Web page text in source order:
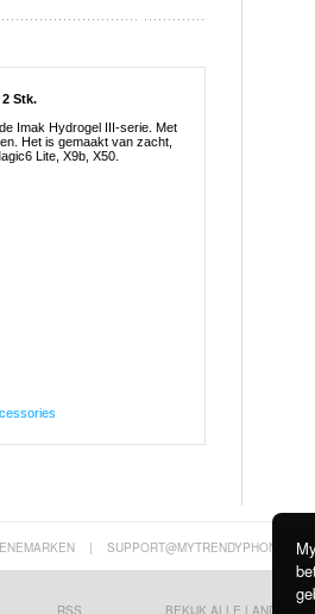
Stk.
Imak Hydrogel III-serie. Met
Het is gemaakt van zacht,
Lite, X9b, X50.
| SUPPORT@MYTRENDYPHONE.BE
RSS BEKIJK ALLE LANDEN